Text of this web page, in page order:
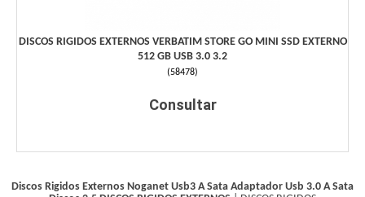
DISCOS RIGIDOS EXTERNOS VERBATIM STORE GO MINI SSD EXTERNO
512 GB USB 3.0 3.2
(58478)
Consultar
Discos Rigidos Externos Noganet Usb3 A Sata Adaptador Usb 3.0 A Sata